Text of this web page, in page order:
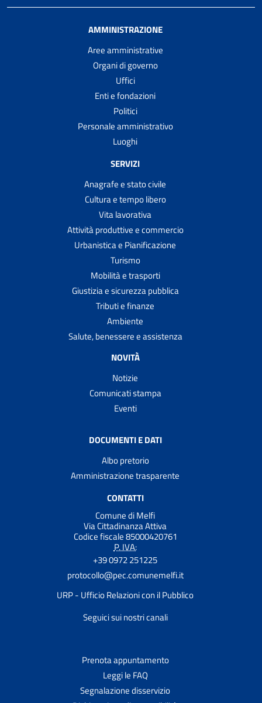
AMMINISTRAZIONE
Aree amministrative
Organi di governo
Uffici
Enti e fondazioni
Politici
Personale amministrativo
Luoghi
SERVIZI
Anagrafe e stato civile
Cultura e tempo libero
Vita lavorativa
Attività produttive e commercio
Urbanistica e Pianificazione
Turismo
Mobilità e trasporti
Giustizia e sicurezza pubblica
Tributi e finanze
Ambiente
Salute, benessere e assistenza
NOVITÀ
Notizie
Comunicati stampa
Eventi
DOCUMENTI E DATI
Albo pretorio
Amministrazione trasparente
CONTATTI
Comune di Melfi
Via Cittadinanza Attiva
Codice fiscale 85000420761
P. IVA:
+39 0972 251225
protocollo@pec.comunemelfi.it
URP - Ufficio Relazioni con il Pubblico
Seguici sui nostri canali
Prenota appuntamento
Leggi le FAQ
Segnalazione disservizio